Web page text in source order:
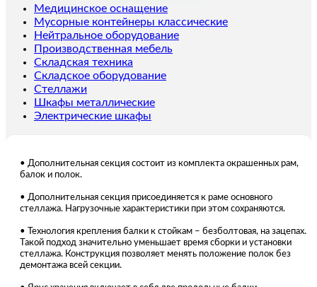
1285-
3,0
350-
DS
Медицинское оснащение
Мусорные контейнеры классические
Нейтральное оборудование
Производственная мебель
Складская техника
Складское оборудование
Стеллажи
Шкафы металлические
Электрические шкафы
• Дополнительная секция состоит из комплекта окрашенных рам,
балок и полок.
• Дополнительная секция присоединяется к раме основного
стеллажа. Нагрузочные характеристики при этом сохраняются.
• Технология крепления балки к стойкам – безболтовая, на зацепах.
Такой подход значительно уменьшает время сборки и установки
стеллажа. Конструкция позволяет менять положение полок без
демонтажа всей секции.